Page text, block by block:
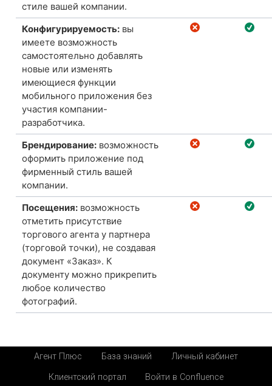
стиле вашей компании.
Конфигурируемость:вы
имеете возможность
самостоятельно добавлять
новые или изменять
имеющиеся функции
мобильного приложения без
участия компании-
разработчика.
Брендирование: возможность
оформить приложение под
фирменный стиль вашей
компании.
Посещения: возможность
отметить присутствие
торгового агента у партнера
(торговой точки), не создавая
документ «Заказ». К
документу можно прикрепить
любое количество
фотографий.
Агент Плюс База знаний
Личный кабинет
Клиентский портал
Войти в Confluence